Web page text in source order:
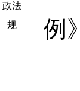
政法
规
例